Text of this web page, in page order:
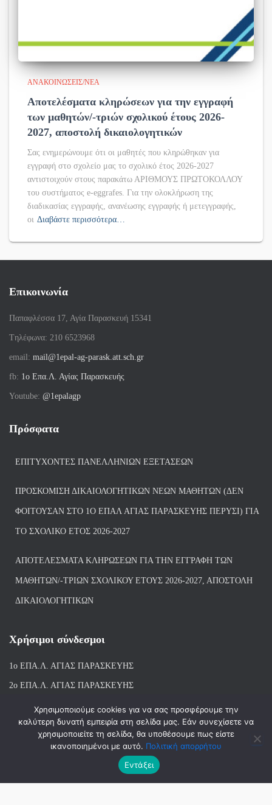
ΑΝΑΚΟΙΝΏΣΕΙΣ/ΝΈΑ
Αποτελέσματα κληρώσεων για την εγγραφή
των μαθητών/-τριών σχολικού έτους 2026-
2027, αποστολή δικαιολογητικών
Σας ενημερώνουμε ότι οι μαθητές που κληρώθηκαν για
εγγραφή στο σχολείο μας το σχολικό έτος 2026-2027
αντιστοιχούν στους παρακάτω ΑΡΙΘΜΟΥΣ ΠΡΩΤΟΚΟΛΛΟΥ
του συστήματος e-eggrafes. Για την ολοκλήρωση της
διαδικασίας εγγραφής, ανανέωσης εγγραφής ή μετεγγραφής,
οι Διαβάστε περισσότερα…
Επικοινωνία
Παπαφλέσσα 17, Αγία Παρασκευή 15341
Tηλέφωνα: 210 6523968
email: mail@1epal-ag-parask.att.sch.gr
fb: 1ο Επα.Λ. Αγίας Παρασκευής
Youtube: @1epalagp
Πρόσφατα
ΕΠΙΤΥΧΌΝΤΕΣ ΠΑΝΕΛΛΗΝΊΩΝ ΕΞΕΤΆΣΕΩΝ
ΠΡΟΣΚΌΜΙΣΗ ΔΙΚΑΙΟΛΟΓΗΤΙΚΏΝ ΝΈΩΝ ΜΑΘΗΤΏΝ (ΔΕΝ
ΦΟΙΤΟΎΣΑΝ ΣΤΟ 1Ο ΕΠΑΛ ΑΓΙΑΣ ΠΑΡΑΣΚΕΥΗΣ ΠΈΡΥΣΙ) ΓΙΑ
ΤΟ ΣΧΟΛΙΚΌ ΈΤΟΣ 2026-2027
ΑΠΟΤΕΛΈΣΜΑΤΑ ΚΛΗΡΏΣΕΩΝ ΓΙΑ ΤΗΝ ΕΓΓΡΑΦΉ ΤΩΝ
ΜΑΘΗΤΏΝ/-ΤΡΙΏΝ ΣΧΟΛΙΚΟΎ ΈΤΟΥΣ 2026-2027, ΑΠΟΣΤΟΛΉ
ΔΙΚΑΙΟΛΟΓΗΤΙΚΏΝ
Χρήσιμοι σύνδεσμοι
1ο ΕΠΑ.Λ. ΑΓΙΑΣ ΠΑΡΑΣΚΕΥΗΣ
2ο ΕΠΑ.Λ. ΑΓΙΑΣ ΠΑΡΑΣΚΕΥΗΣ
1ο Ε.Κ. ΑΓΙΑΣ ΠΑΡΑΣΚΕΥΗΣ
ΒΙΒΛΙΟΘΗΚΗ 1ου & 2ου ΕΠΑΛ ΑΓΙΑΣ ΠΑΡΑΣΚΕΥΗΣ
Hestia | Αναπτύχθηκε απόThemeIsle
Χρησιμοποιούμε cookies για να σας προσφέρουμε την
καλύτερη δυνατή εμπειρία στη σελίδα μας. Εάν συνεχίσετε να
χρησιμοποιείτε τη σελίδα, θα υποθέσουμε πως είστε
ικανοποιημένοι με αυτό. Πολιτική απορρήτου
Εντάξει